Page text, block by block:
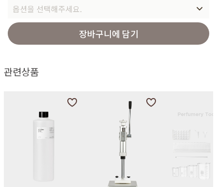
옵션을 선택해주세요.
장바구니에 담기
관련상품